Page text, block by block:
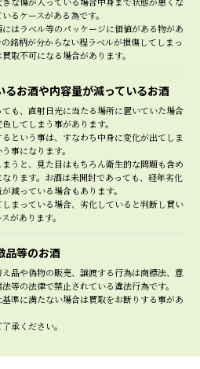
るケースがある為です。
はラベル等のパッケージに価値がある物があ
の銘柄が分からない程ラベルが損傷してしまっ
取不可になる場合があります。
るお酒や内容量が減っているお酒
も、直射日光に当たる場所に置いていた場合
してしまう事があります。
という事は、すなわち中身に変化が出てしま
事になります。
まうと、見た目はもちろん衛生的な問題も含め
ります。お酒は未開封であっても、経年劣化
減っている場合もあります。
まっている場合、劣化していると判断し買い
があります。
品等のお酒
品や偽物の販売、譲渡する行為は商標法、意
等の法律で禁止されている違法行為です。
準に満たない場合は買取をお断りする事があ
承ください。